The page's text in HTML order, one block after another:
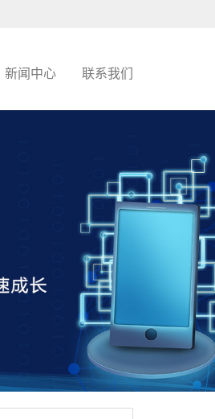
新闻中心 联系我们